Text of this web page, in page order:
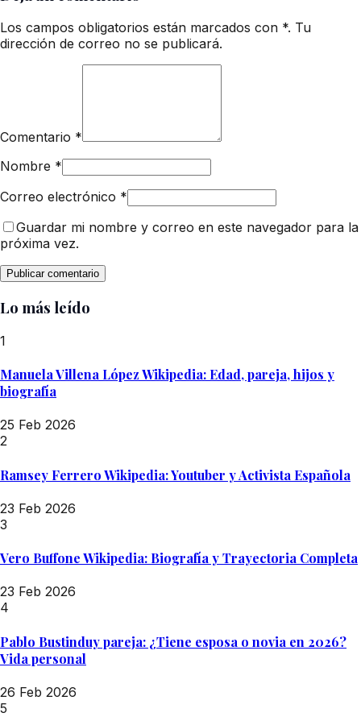
Los campos obligatorios están marcados con *. Tu
dirección de correo no se publicará.
Comentario *
Nombre *
Correo electrónico *
Guardar mi nombre y correo en este navegador para la
próxima vez.
Lo más leído
1
Manuela Villena López Wikipedia: Edad, pareja, hijos y
biografía
25 Feb 2026
2
Ramsey Ferrero Wikipedia: Youtuber y Activista Española
23 Feb 2026
3
Vero Buffone Wikipedia: Biografía y Trayectoria Completa
23 Feb 2026
4
Pablo Bustinduy pareja: ¿Tiene esposa o novia en 2026?
Vida personal
26 Feb 2026
5